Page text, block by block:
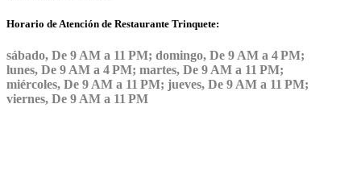
Horario de Atención de Restaurante Trinquete:
sábado, De 9 AM a 11 PM; domingo, De 9 AM a 4 PM;
lunes, De 9 AM a 4 PM; martes, De 9 AM a 11 PM;
miércoles, De 9 AM a 11 PM; jueves, De 9 AM a 11 PM;
viernes, De 9 AM a 11 PM